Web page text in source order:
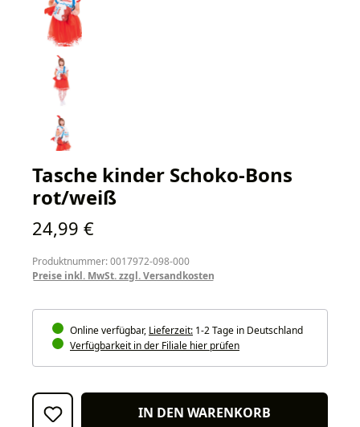
Tasche kinder Schoko-Bons
rot/weiß
Regulärer Preis:
24,99 €
Produktnummer: 0017972-098-000
Preise inkl. MwSt. zzgl. Versandkosten
Online verfügbar, Lieferzeit: 1-2 Tage in Deutschland
Verfügbarkeit in der Filiale hier prüfen
IN DEN WARENKORB